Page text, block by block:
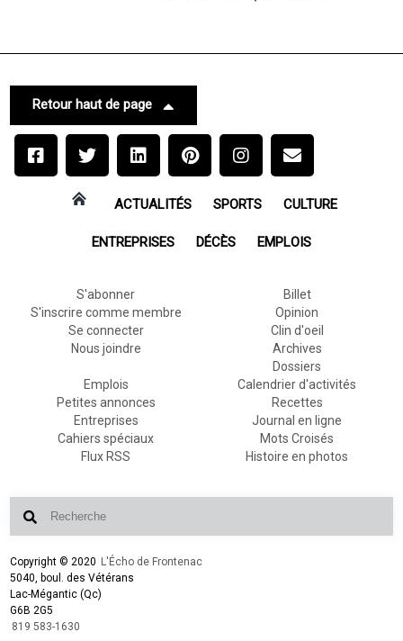
Retour haut de page
ACTUALITÉS SPORTS CULTURE
ENTREPRISES DÉCÈS EMPLOIS
S'abonner
S'inscrire comme membre
Se connecter
Nous joindre
Billet
Opinion
Clin d'oeil
Archives
Dossiers
Emplois
Petites annonces
Entreprises
Cahiers spéciaux
Flux RSS
Calendrier d'activités
Recettes
Journal en ligne
Mots Croisés
Histoire en photos
Copyright © 2020 L'Écho de Frontenac
5040, boul. des Vétérans
Lac-Mégantic (Qc)
G6B 2G5
819 583-1630